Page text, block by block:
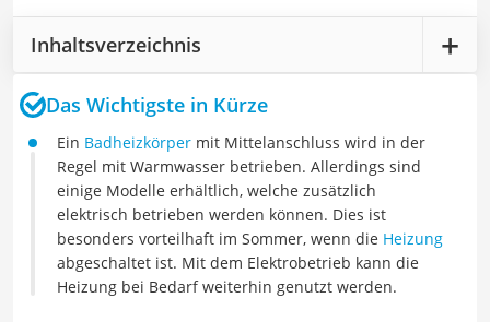
Inhaltsverzeichnis
Das Wichtigste in Kürze
Ein Badheizkörper mit Mittelanschluss wird in der
Regel mit Warmwasser betrieben. Allerdings sind
einige Modelle erhältlich, welche zusätzlich
elektrisch betrieben werden können. Dies ist
besonders vorteilhaft im Sommer, wenn die Heizung
abgeschaltet ist. Mit dem Elektrobetrieb kann die
Heizung bei Bedarf weiterhin genutzt werden.